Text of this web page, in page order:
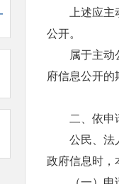
上述应
公开。
属于主动
府信息公开
二、依申
公民、法
政府信息时，